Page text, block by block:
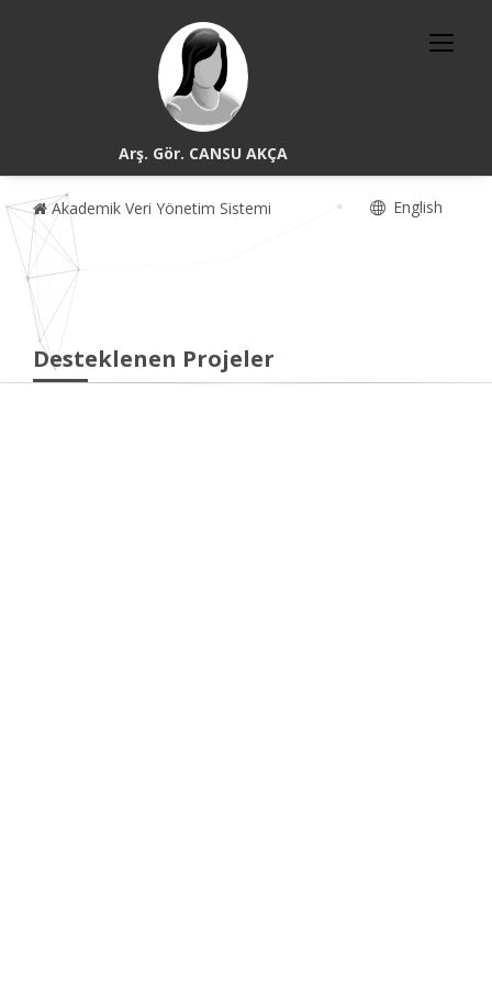
Arş. Gör. CANSU AKÇA
Akademik Veri Yönetim Sistemi English
Desteklenen Projeler